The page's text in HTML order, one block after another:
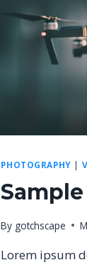
PHOTOGRAPHY |
By gotchscape
Lorem ipsum